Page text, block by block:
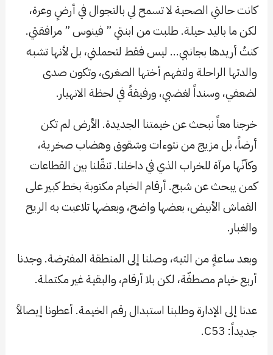
كانت حالتي الصحية لا تسمح لي بالتجوال في أرضٍ وعرة،
لكن ما باليد حيلة. طلبت من ابنتي ” فينوس ” مرافقتي.
كنتُ أريدها بجانبي… ليس فقط لتحملني، بل لأنها تشبه
والدتها الراحلة ولتفهم أختها الصغرى، وتكون صدى
لضعفي، وسنداً لغضبي، ورفيقةً في لحظة الانهيار.
خرجنا معاً نبحث عن خيمتنا الجديدة. الأرض لم تكن
أرضاً، بل مزيج من نتوءات وشقوق وهضاب صخرية،
وكأنّها مرآة للخراب الذي في داخلنا. تنقّلنا بين القطاعات
كمن يبحث عن شبح. أرقام الخيام مكتوبة بخط كبير على
القماش الأبيض، بعضها واضح، وبعضها تلاعبت به الريح
والغبار.
وبعد ساعةٍ من التيه، وصلنا إلى المنطقة المفترضة. وجدنا
أربع خيام مصطفّة، لكن بلا أرقام، والبقية غير مكتملة.
عدنا إلى الإدارة وطلبنا استبدال رقم الخيمة. أعطونا إيصالاً
جديداً: C53.